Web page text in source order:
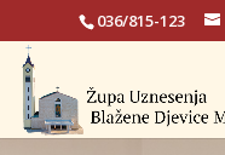
036/815-123